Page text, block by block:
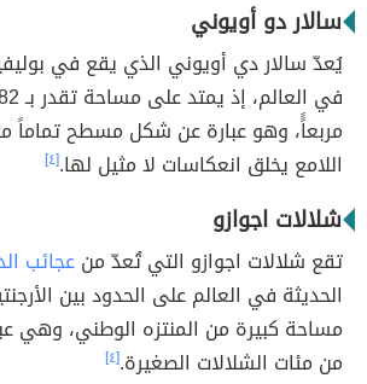
سالار دو أويوني
يُعدّ سالار دي أويوني الذي يقع في
مربعاًً، وهو عبارة عن شكل مسطح تماماً
اللامع يخلق انعكاسات لا مثيل لها.[٤]
شلالات اجوازو
تقع شلالات اجوازو التي تُعدّ منعجائب
الحديثة في العالم على الحدود بين
مساحة كبيرة من المنتزه الوطني، وهي
من مئات الشلالات الصغيرة.[٤]